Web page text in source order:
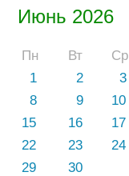
Июнь 2026
Пн Вт Ср
1
2 3
8
9 10
15
16 17
22
23 24
29
30